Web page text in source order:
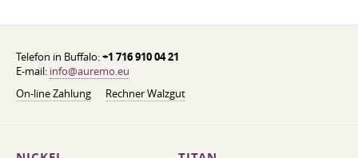
Telefon in Buffalo:+1 716 910 04 21
E-mail: info@auremo.eu
On-line Zahlung
Rechner Walzgut